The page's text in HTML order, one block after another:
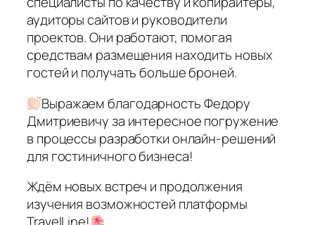
аудиторы сайтов и руководители
проектов. Они работают, помогая
средствам размещения находить новых
гостей и получать больше броней.
Выражаем благодарность Федору
Дмитриевичу за интересное погружение
в процессы разработки онлайн-решений
для гостиничного бизнеса!
Ждём новых встреч и продолжения
изучения возможностей платформы